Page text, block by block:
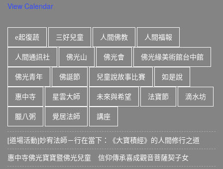
View Calendar
e起復蔬 三好兒童 人間佛教 人間福報
人間通訊社 佛光山 佛光會 佛光緣美術館台中館
佛光青年 佛誕節 兒童說故事比賽 如是說
惠中寺 星雲大師 未來與希望 法寶節 滴水坊
臘八粥 覺居法師 講座
[道場活動]妙宥法師－行在當下：《大寶積經》的人間修行之道
惠中寺佛光寶寶暨佛光兒童 信仰傳承喜成觀音菩薩契子女